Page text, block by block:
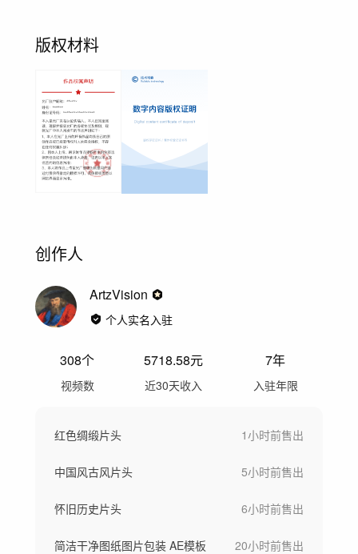
版权材料
创作人
ArtzVision
个人实名入驻
308个
视频数
5718.58元
近30天收入
7年
入驻年限
红色绸缎片头 1小时前售出
中国风古风片头 5小时前售出
怀旧历史片头 6小时前售出
简洁干净图纸图片包装 AE模板 20小时前售出